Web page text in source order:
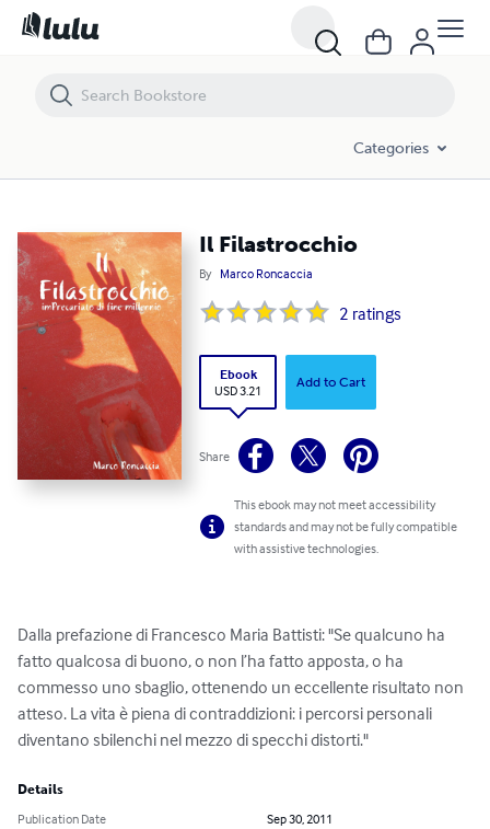
Categories
Il Filastrocchio
By Marco Roncaccia
2 ratings
Ebook
USD 3.21
Add to Cart
Share
This ebook may not meet accessibility
standards and may not be fully compatible
with assistive technologies.
Dalla prefazione di Francesco Maria Battisti: "Se qualcuno ha
fatto qualcosa di buono, o non l’ha fatto apposta, o ha
commesso uno sbaglio, ottenendo un eccellente risultato non
atteso. La vita è piena di contraddizioni: i percorsi personali
diventano sbilenchi nel mezzo di specchi distorti."
Details
Publication Date
Sep 30, 2011
Il Filastrocchio